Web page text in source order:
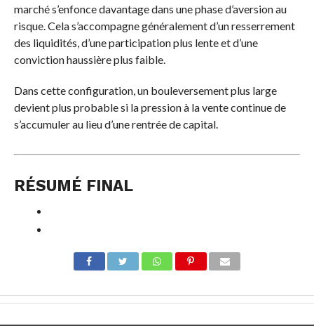
marché s’enfonce davantage dans une phase d’aversion au
risque. Cela s’accompagne généralement d’un resserrement
des liquidités, d’une participation plus lente et d’une
conviction haussière plus faible.
Dans cette configuration, un bouleversement plus large
devient plus probable si la pression à la vente continue de
s’accumuler au lieu d’une rentrée de capital.
RÉSUMÉ FINAL